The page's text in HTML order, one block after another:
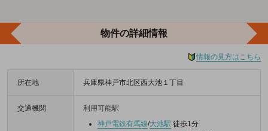
物件の詳細情報
情報の見方はこちら
所在地 兵庫県神戸市北区西大池１丁目
交通機関
利用可能駅
神戸電鉄有馬線/大池駅 徒歩1分